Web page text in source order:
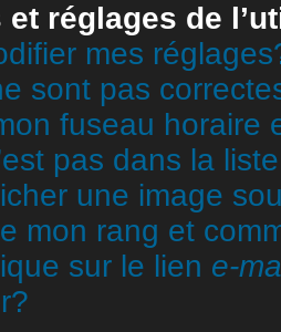
et réglages de
mes
sont pas
fuseau horaire
pas dans la
une image
mon rang et
sur le lien e-